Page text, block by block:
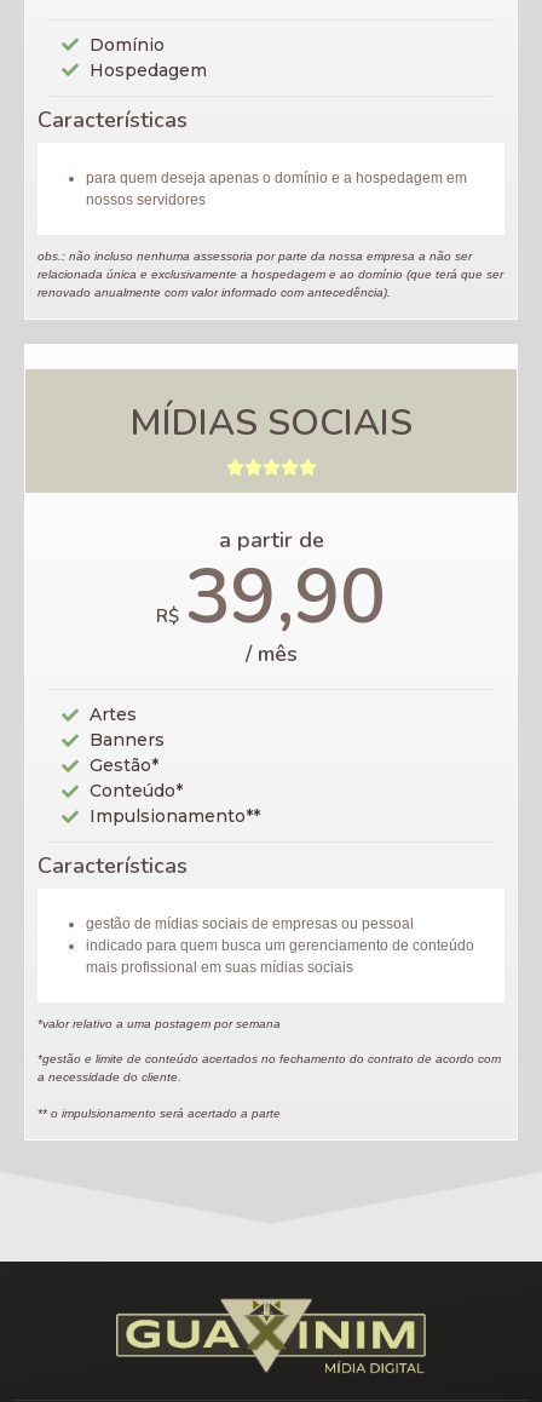
Domínio
Hospedagem
Características
para quem deseja apenas o domínio e a hospedagem em
nossos servidores
obs.: não incluso nenhuma assessoria por parte da nossa empresa a não ser
relacionada única e exclusivamente a hospedagem e ao domínio (que terá que ser
renovado anualmente com valor informado com antecedência).
MÍDIAS SOCIAIS

a partir de
R$ 39,90
/ mês
Artes
Banners
Gestão*
Conteúdo*
Impulsionamento**
Características
gestão de mídias sociais de empresas ou pessoal
indicado para quem busca um gerenciamento de conteúdo
mais profissional em suas mídias sociais
*valor relativo a uma postagem por semana
*gestão e limite de conteúdo acertados no fechamento do contrato de acordo com
a necessidade do cliente.
** o impulsionamento será acertado a parte